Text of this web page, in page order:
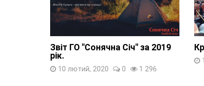
Звіт ГО "Сонячна Січ" за 2019
рік.
10 лютий, 2020 0 1 296